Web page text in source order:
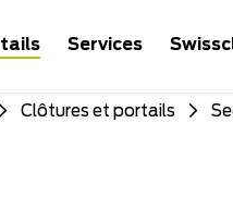
Services
Clôtures et portails